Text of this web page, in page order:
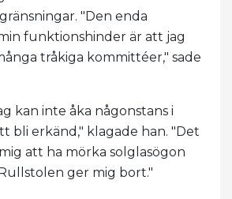
"Den enda
funktionshinder är att jag
tråkiga kommittéer," sade
kan inte åka någonstans i
bli erkänd," klagade han. "Det
att ha mörka solglasögon
ger mig bort."